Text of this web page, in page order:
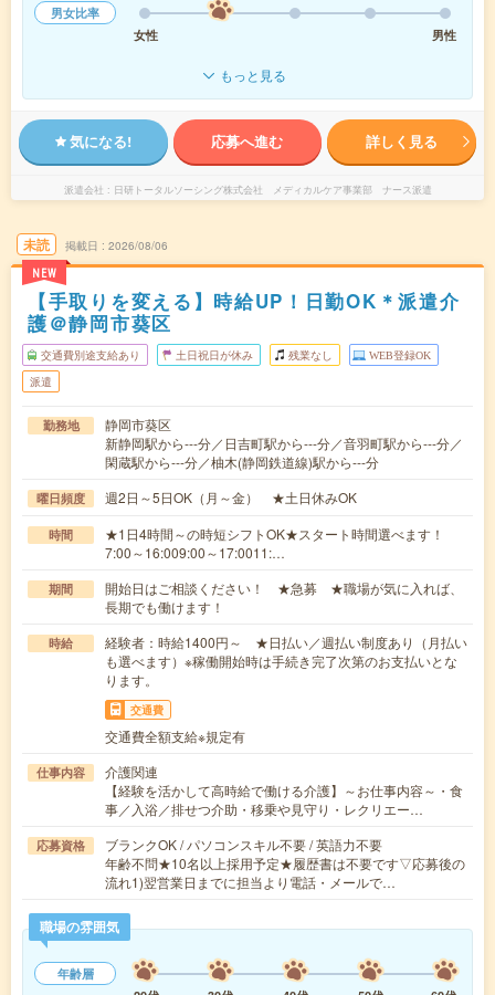
男女比率
女性
男性
もっと見る
気になる! 応募へ進む 詳しく見る
派遣会社 日研トータルソーシング株式会社 メディカルケア事業部 ナース派遣
未読
NEW
掲載日 2026/08/06
【手取りを変える】時給UP！日勤OK＊派遣介
護＠静岡市葵区
交通費別途支給あり 土日祝日が休み 残業なし WEB登録OK
派遣
勤務地
静岡市葵区
新静岡駅から---分／日吉町駅から---分／音羽町駅から---分／
閑蔵駅から---分／柚木(静岡鉄道線)駅から---分
曜日頻度 週2日～5日OK（月～金） ★土日休みOK
時間
★1日4時間～の時短シフトOK★スタート時間選べます！
7:00～16:009:00～17:0011:…
期間
開始日はご相談ください！ ★急募 ★職場が気に入れば、
長期でも働けます！
時給
経験者：時給1400円～ ★日払い／週払い制度あり（月払い
も選べます）※稼働開始時は手続き完了次第のお支払いとな
ります。
交通費
交通費全額支給※規定有
仕事内容
介護関連
【経験を活かして高時給で働ける介護】～お仕事内容～・食
事／入浴／排せつ介助・移乗や見守り・レクリエー…
応募資格
ブランクOK / パソコンスキル不要 / 英語力不要
年齢不問★10名以上採用予定★履歴書は不要です▽応募後の
流れ1)翌営業日までに担当より電話・メールで…
職場の雰囲気
年齢層